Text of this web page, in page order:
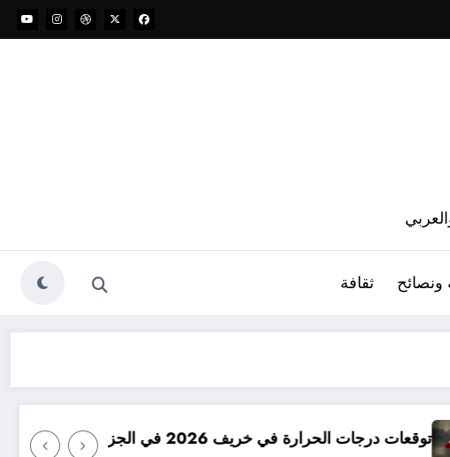
ثقافة
في الجزائر امطار بكميات كبيرة جدا